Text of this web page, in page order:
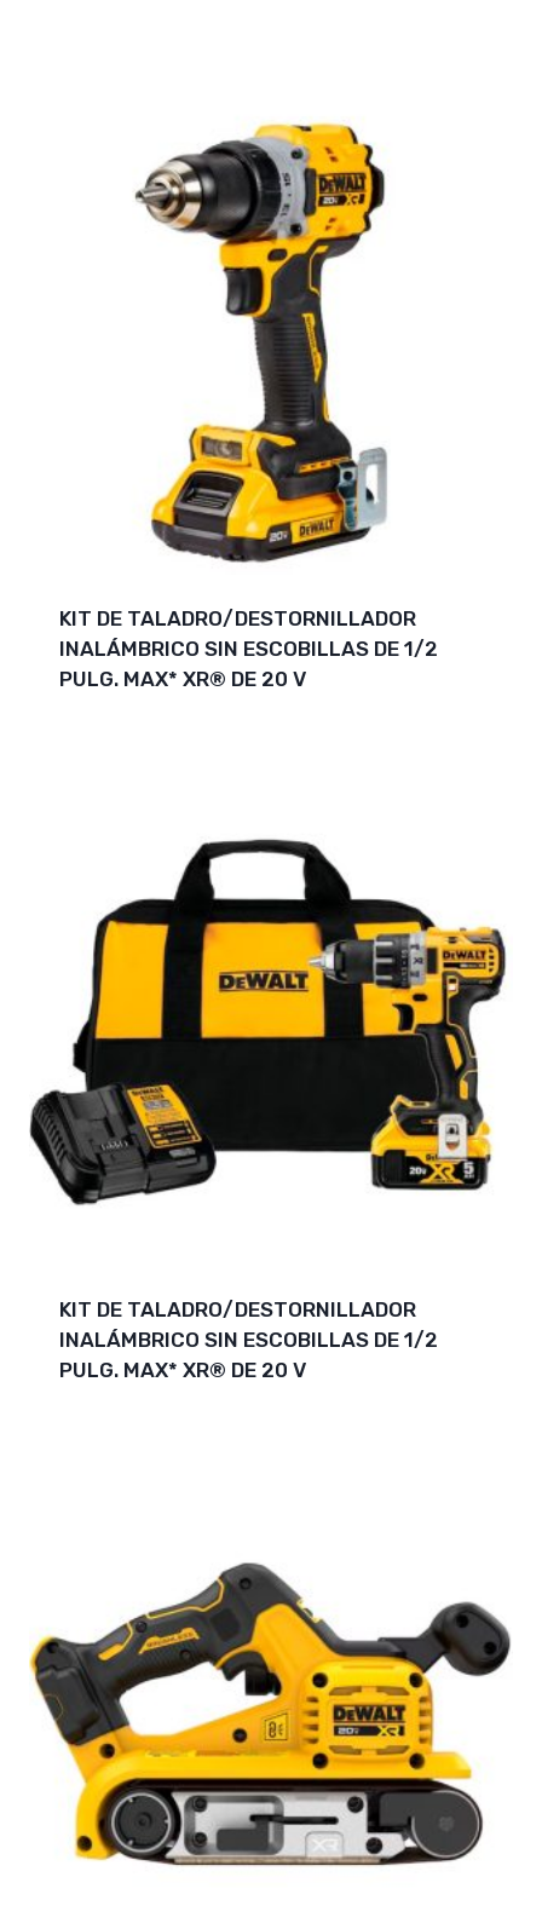
KIT DE TALADRO/DESTORNILLADOR
INALÁMBRICO SIN ESCOBILLAS DE 1/2
PULG. MAX* XR® DE 20 V
KIT DE TALADRO/DESTORNILLADOR
INALÁMBRICO SIN ESCOBILLAS DE 1/2
PULG. MAX* XR® DE 20 V